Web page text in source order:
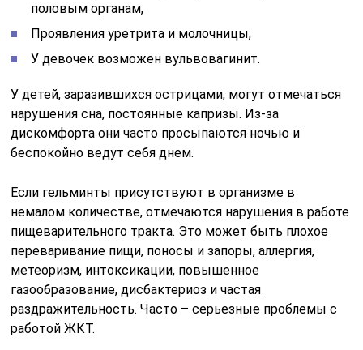
половым органам,
Проявления уретрита и молочницы,
У девочек возможен вульвовагинит.
У детей, заразившихся острицами, могут отмечаться
нарушения сна, постоянные капризы. Из-за
дискомфорта они часто просыпаются ночью и
беспокойно ведут себя днем.
Если гельминты присутствуют в организме в
немалом количестве, отмечаются нарушения в работе
пищеварительного тракта. Это может быть плохое
переваривание пищи, поносы и запоры, аллергия,
метеоризм, интоксикации, повышенное
газообразование, дисбактериоз и частая
раздражительность. Часто – серьезные проблемы с
работой ЖКТ.